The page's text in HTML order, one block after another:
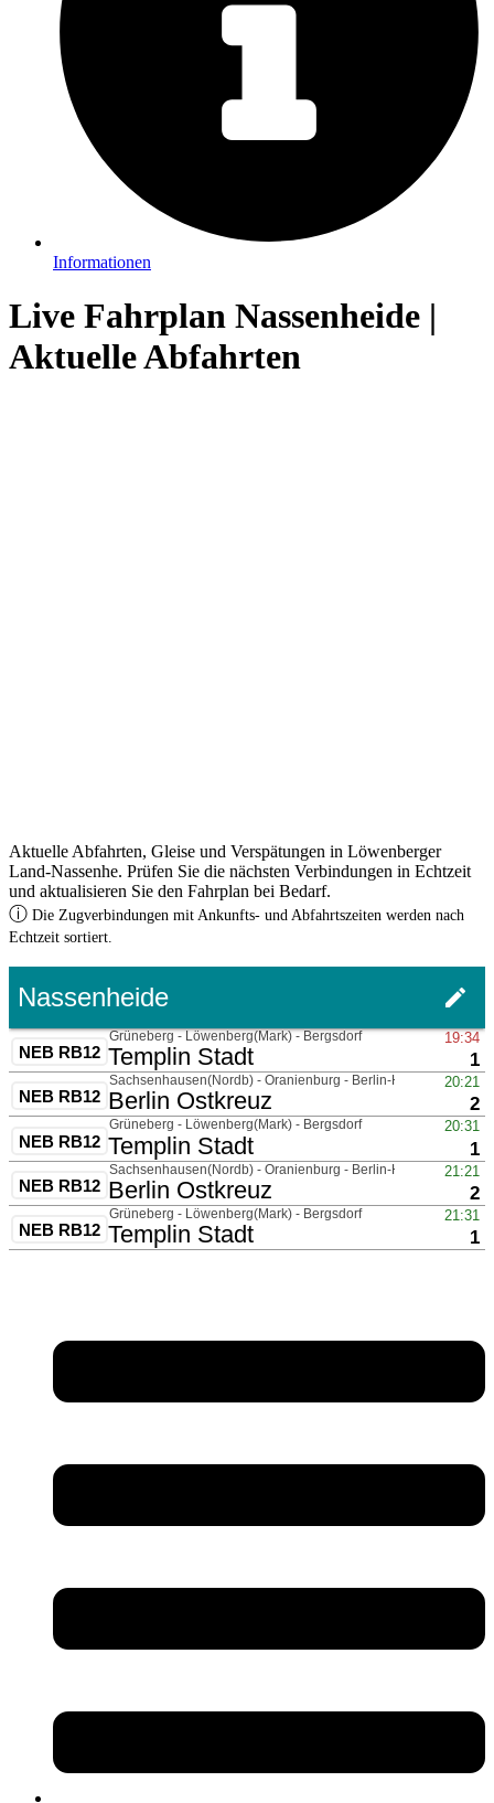
Informationen
Live Fahrplan Nassenheide |
Aktuelle Abfahrten
Aktuelle Abfahrten, Gleise und Verspätungen in Löwenberger
Land-Nassenhe. Prüfen Sie die nächsten Verbindungen in Echtzeit
und aktualisieren Sie den Fahrplan bei Bedarf.
ⓘ Die Zugverbindungen mit Ankunfts- und Abfahrtszeiten werden nach
Echtzeit sortiert.